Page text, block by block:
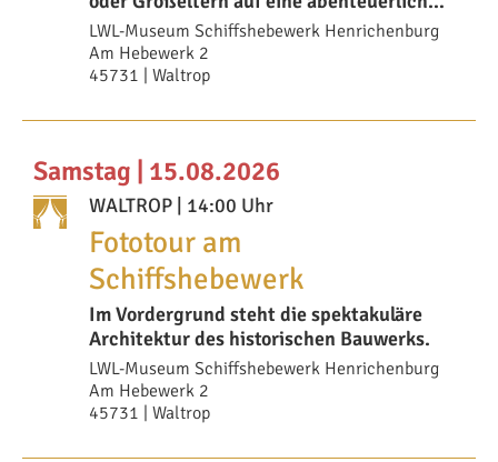
Erlebn
LWL-Museum Schiffshebewerk Henrichenburg
Am Hebewerk 2
45731 | Waltrop
Samstag | 15.08.2026
WALTROP | 14:00 Uhr
Fototour am
Schiffshebewerk
Im Vordergrund steht die spektakuläre
Architektur des historischen Bauwerks.
LWL-Museum Schiffshebewerk Henrichenburg
Am Hebewerk 2
45731 | Waltrop